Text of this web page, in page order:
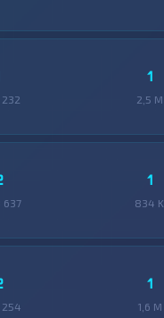
1
2,5 M
637
1
834 K
254
1
1,6 M